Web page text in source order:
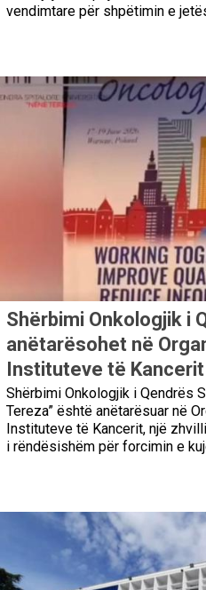
vendimtare për shpëtimin e
Shërbimi Onkologjik i
anëtarësohet në
Instituteve të Kancerit
Shërbimi Onkologjik i Qendrës
Tereza” është anëtarësuar në
Instituteve të Kancerit, një
i rëndësishëm për forcimin e